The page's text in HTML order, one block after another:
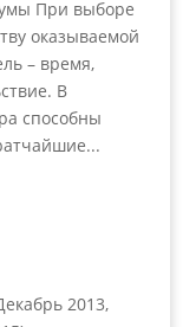
При выборе
оказываемой
– время,
В
способны
2013,